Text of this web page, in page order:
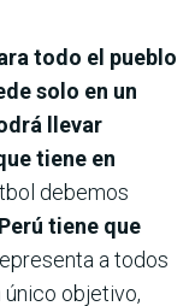
todo el pueblo
solo en un
llevar
tiene en
debemos
tiene que
a todos
único objetivo,